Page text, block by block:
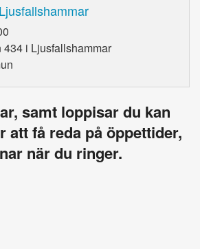
434 i Ljusfallshammar
samt loppisar du kan
att få reda på öppettider,
när du ringer.